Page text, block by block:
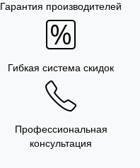
Гарантия производителей
Гибкая система скидок
Профессиональная
консультация